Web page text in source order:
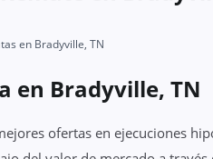
en Bradyville, TN
en Bradyville, TN
ofertas en ejecuciones